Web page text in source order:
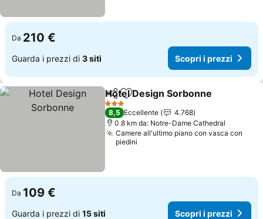
Da 210 €
Guarda i prezzi di 3 siti Scopri i prezzi
CondividiAggiungi ai preferiti
Hotel Design Sorbonne
3 Stelle
8,5 Eccellente
4.768
0.8 km da: Notre-Dame Cathedral
Camere all'ultimo piano con vasca con
piedini
Da 109 €
Guarda i prezzi di 15 siti Scopri i prezzi